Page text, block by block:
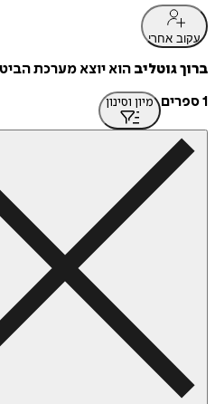
עקוב אחרי
ברוך גוטליב הוא יוצא מערכת
1 ספרים
מיון וסינון